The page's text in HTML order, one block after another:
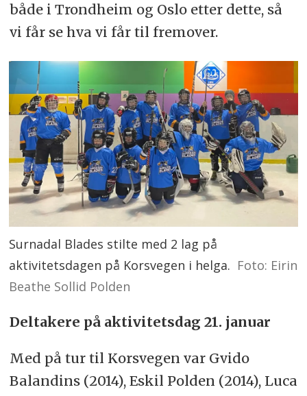
både i Trondheim og Oslo etter dette, så
vi får se hva vi får til fremover.
Surnadal Blades stilte med 2 lag på
aktivitetsdagen på Korsvegen i helga. Foto: Eirin
Beathe Sollid Polden
Deltakere på aktivitetsdag 21. januar
Med på tur til Korsvegen var Gvido
Balandins (2014), Eskil Polden (2014), Luca